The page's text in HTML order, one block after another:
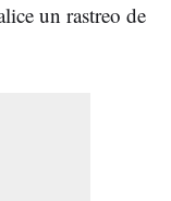
un rastreo de